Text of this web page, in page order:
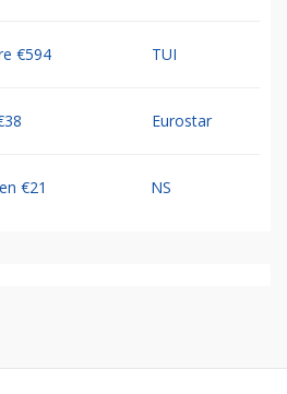
€594 TUI
Eurostar
€21 NS